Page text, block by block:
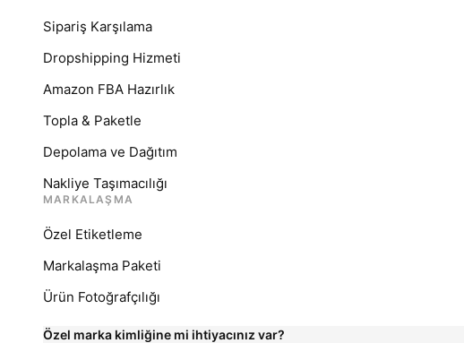
Sipariş Karşılama
Dropshipping Hizmeti
Amazon FBA Hazırlık
Topla & Paketle
Depolama ve Dağıtım
Nakliye Taşımacılığı
MARKALAŞMA
Özel Etiketleme
Markalaşma Paketi
Ürün Fotoğrafçılığı
Özel marka kimliğine mi ihtiyacınız var?